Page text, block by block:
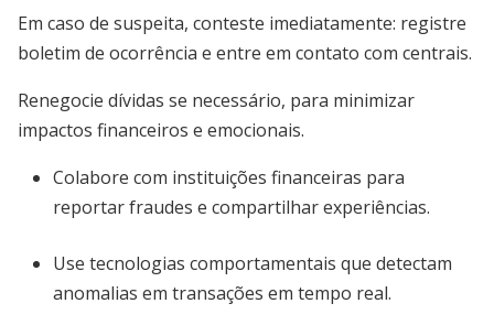
Em caso de suspeita, conteste imediatamente: registre
boletim de ocorrência e entre em contato com centrais.
Renegocie dívidas se necessário, para minimizar
impactos financeiros e emocionais.
Colabore com instituições financeiras para
reportar fraudes e compartilhar experiências.
Use tecnologias comportamentais que detectam
anomalias em transações em tempo real.